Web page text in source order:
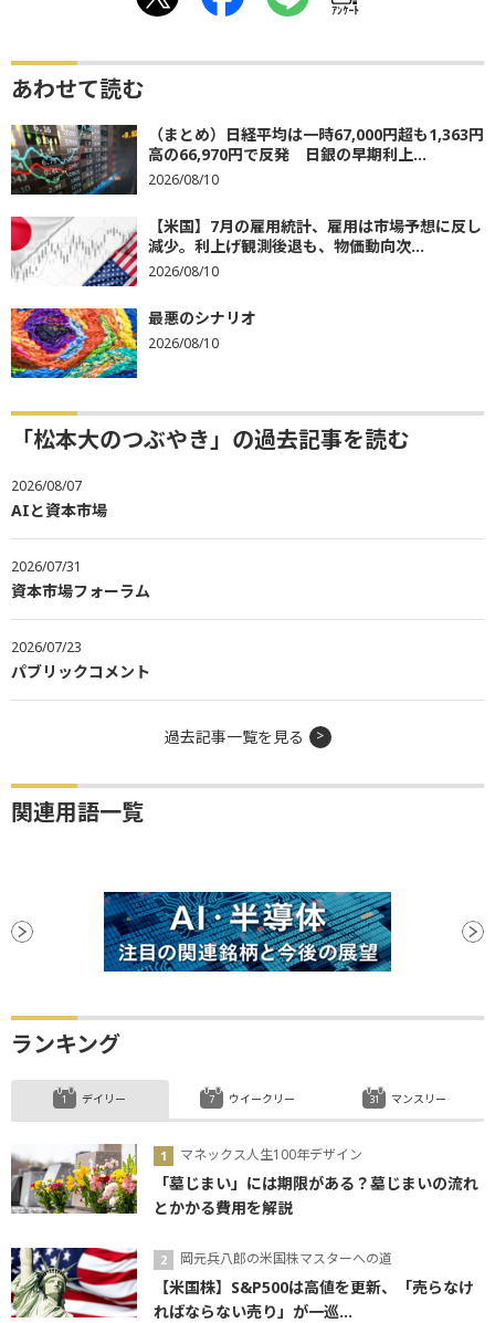
ｱﾝｹｰﾄ
あわせて読む
（まとめ）日経平均は一時67,000円超も1,363円
高の66,970円で反発 日銀の早期利上...
2026/08/10
【米国】7月の雇用統計、雇用は市場予想に反し
減少。利上げ観測後退も、物価動向次...
2026/08/10
最悪のシナリオ
2026/08/10
「松本大のつぶやき」の過去記事を読む
2026/08/07
AIと資本市場
2026/07/31
資本市場フォーラム
2026/07/23
パブリックコメント
過去記事一覧を見る
関連用語一覧
ランキング
デイリー
マネックス人生100年デザイン
「墓じまい」には期限がある？墓じまいの流れ
とかかる費用を解説
岡元兵八郎の米国株マスターへの道
【米国株】S&P500は高値を更新、「売らなけ
ればならない売り」が一巡...
ウイークリー マンスリー